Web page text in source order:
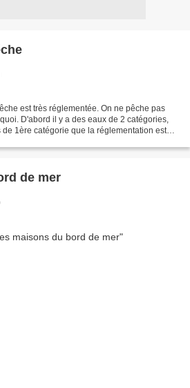
est très réglementée. On ne pêche pas
D'abord il y a des eaux de 2 catégories,
de 1ère catégorie que la réglementation est
de mer